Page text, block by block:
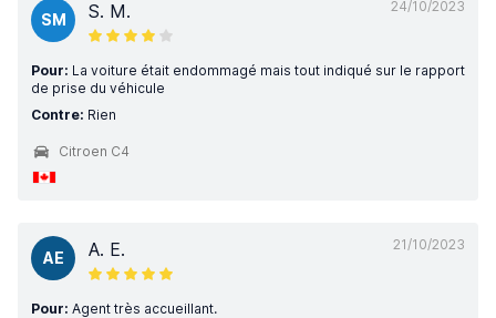
24/10/2023
SM S. M.
Pour: La voiture était endommagé mais tout indiqué sur le rapport
de prise du véhicule
Contre: Rien
Citroen C4
21/10/2023
AE A. E.
Pour: Agent très accueillant.